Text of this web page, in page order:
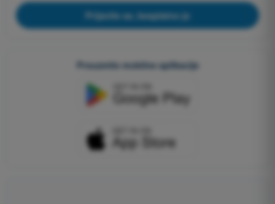
Prijavite se, besplatno je
Preuzmite mobilne aplikacije